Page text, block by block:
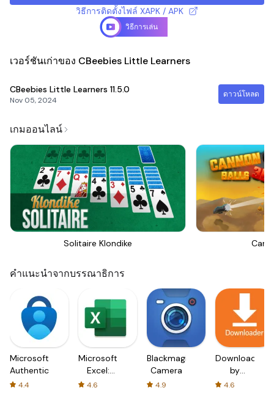
วิธีการติดตั้งไฟล์ XAPK / APK
วิธีการเล่น
เวอร์ชันเก่าของ CBeebies Little Learners
CBeebies Little Learners 11.5.0
Nov 05, 2024
ดาวน์โหลด
เกมออนไลน์
Solitaire Klondike
คำแนะนำจากบรรณาธิการ
Microsoft
Authenticator
4.4
Microsoft
Excel:
Spreadsheets
4.6
Blackmagic
Camera
4.9
Downloader
by
AFTVnews
4.6